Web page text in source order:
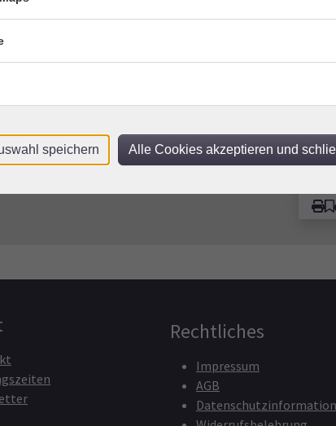
Heidelberg, Raum lt. Aushang
Saal
Rechtliches
Impressum
AGB
speichern Alle Cookies akzeptieren und